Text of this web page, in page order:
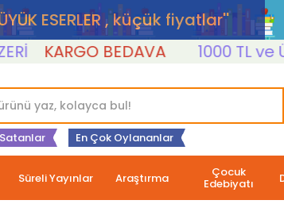
ESERLER , küçük fiyatlar''
KARGO BEDAVA 1000 TL ve
En Çok Oylananlar
Süreli Yayınlar Araştırma Çocuk
Edebiyatı